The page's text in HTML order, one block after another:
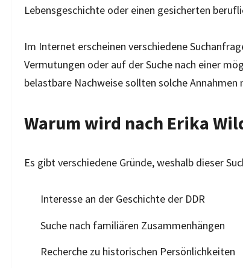
Lebensgeschichte oder einen gesicherten
Im Internet erscheinen verschiedene
Vermutungen oder auf der Suche nach einer
belastbare Nachweise sollten solche
Warum wird nach Erika
Es gibt verschiedene Gründe, weshalb dieser
Interesse an der Geschichte der DDR
Suche nach familiären Zusammenhängen
Recherche zu historischen Persönlichkeiten